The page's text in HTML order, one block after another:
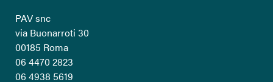
PAV snc
via Buonarroti 30
00185 Roma
06 4470 2823
06 4938 5619